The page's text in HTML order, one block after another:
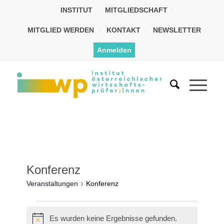
INSTITUT MITGLIEDSCHAFT
MITGLIED WERDEN KONTAKT NEWSLETTER
Anmelden
Konferenz
Veranstaltungen Konferenz
Es wurden keine Ergebnisse gefunden.